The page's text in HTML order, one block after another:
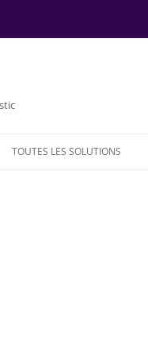
TOUTES LES SOLUTIONS